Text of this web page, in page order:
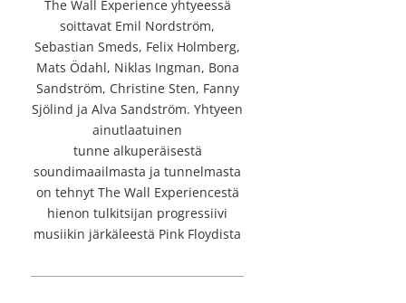
The Wall Experience yhtyeessä
soittavat Emil Nordström,
Sebastian Smeds, Felix Holmberg,
Mats Ödahl, Niklas Ingman, Bona
Sandström, Christine Sten, Fanny
Sjölind ja Alva Sandström. Yhtyeen
ainutlaatuinen
tunne alkuperäisestä
soundimaailmasta ja tunnelmasta
on tehnyt The Wall Experiencestä
hienon tulkitsijan progressiivi
musiikin järkäleestä Pink Floydista